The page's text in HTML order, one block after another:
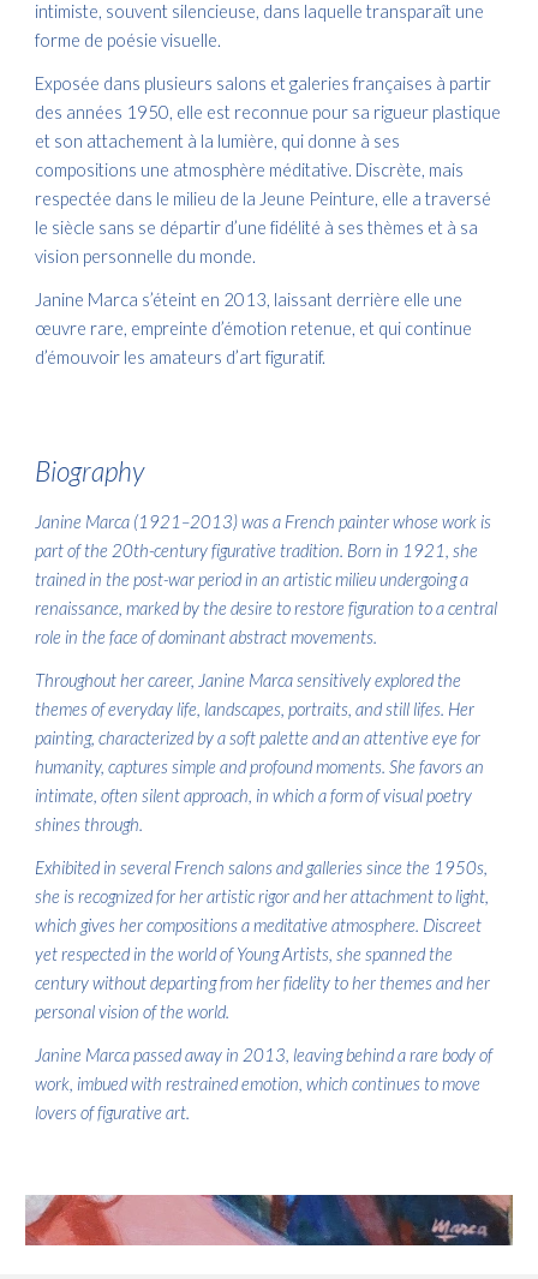
intimiste, souvent silencieuse, dans laquelle transparaît une
forme de poésie visuelle.
Exposée dans plusieurs salons et galeries françaises à partir
des années 1950, elle est reconnue pour sa rigueur plastique
et son attachement à la lumière, qui donne à ses
compositions une atmosphère méditative. Discrète, mais
respectée dans le milieu de la Jeune Peinture, elle a traversé
le siècle sans se départir d’une fidélité à ses thèmes et à sa
vision personnelle du monde.
Janine Marca s’éteint en 2013, laissant derrière elle une
œuvre rare, empreinte d’émotion retenue, et qui continue
d’émouvoir les amateurs d’art figuratif.
Biography
Janine Marca (1921–2013) was a French painter whose work is
part of the 20th-century figurative tradition. Born in 1921, she
trained in the post-war period in an artistic milieu undergoing a
renaissance, marked by the desire to restore figuration to a central
role in the face of dominant abstract movements.
Throughout her career, Janine Marca sensitively explored the
themes of everyday life, landscapes, portraits, and still lifes. Her
painting, characterized by a soft palette and an attentive eye for
humanity, captures simple and profound moments. She favors an
intimate, often silent approach, in which a form of visual poetry
shines through.
Exhibited in several French salons and galleries since the 1950s,
she is recognized for her artistic rigor and her attachment to light,
which gives her compositions a meditative atmosphere. Discreet
yet respected in the world of Young Artists, she spanned the
century without departing from her fidelity to her themes and her
personal vision of the world.
Janine Marca passed away in 2013, leaving behind a rare body of
work, imbued with restrained emotion, which continues to move
lovers of figurative art.